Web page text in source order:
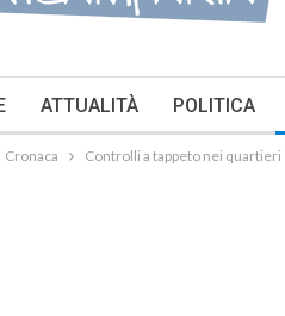
ATTUALITÀ POLITICA
Cronaca Controlli a tappeto nei